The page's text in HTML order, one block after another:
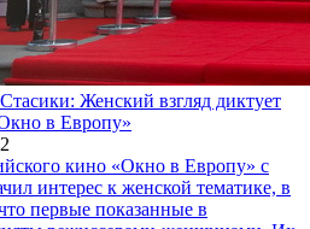
Женский взгляд диктует
в Европу»
кино «Окно в Европу» с
интерес к женской тематике, в
первые показанные в